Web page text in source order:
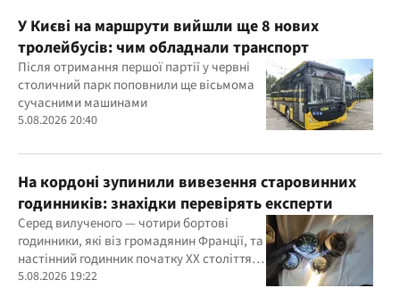
У Києві на маршрути вийшли ще 8 нових
тролейбусів: чим обладнали транспорт
Після отримання першої партії у червні
столичний парк поповнили ще вісьмома
сучасними машинами
5.08.2026 20:40
На кордоні зупинили вивезення старовинних
годинників: знахідки перевірять експерти
Серед вилученого — чотири бортові
годинники, які віз громадянин Франції, та
настінний годинник початку ХХ століття,
знайдений в автомобілі українця
5.08.2026 19:22